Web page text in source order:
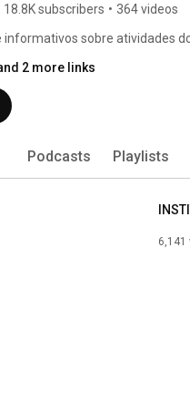
18.8K subscribers • 364 videos
informativos sobre atividades
2 more links
Podcasts Playlists
6,141